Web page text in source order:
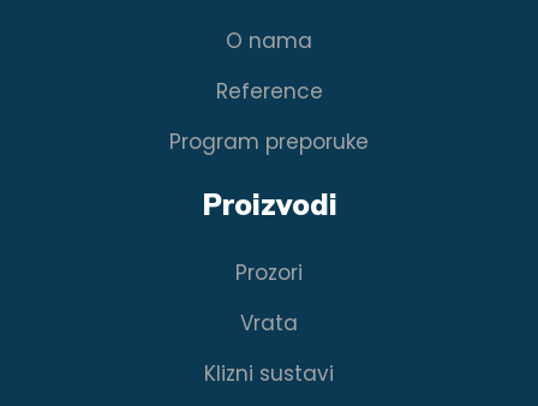
O nama
Reference
Program preporuke
Proizvodi
Prozori
Vrata
Klizni sustavi